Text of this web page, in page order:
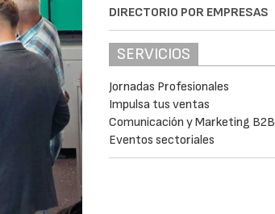
DIRECTORIO POR EMPRESAS
SERVICIOS
Jornadas Profesionales
Impulsa tus ventas
Comunicación y Marketing B2B
Eventos sectoriales